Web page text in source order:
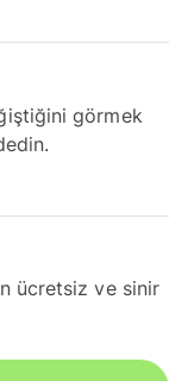
görmek
ücretsiz ve sinir